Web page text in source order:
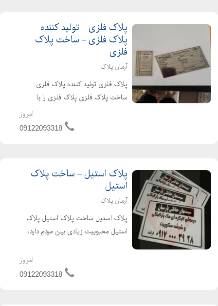
پلاک فلزی – تولید کننده
پلاک فلزی – ساخت پلاک
فلزی
آرمان پلاک
پلاک فلزی تولید کننده پلاک فلزی
ساخت پلاک فلزی پلاک فلزی را با
خریداری کنید. این نوع پلاک ها نیز
امروز
09122093318
پلاک استیل – ساخت پلاک
استیل
آرمان پلاک
پلاک استیل ساخت پلاک استیل پلاک
استیل محبوبیت زیادی بین مردم دارد،
استیل یکی از مطرح ترین نوع فلز ها در
پلاک سازی است. همانطوری که می
امروز
09122093318